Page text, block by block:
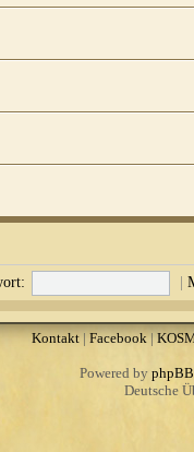
|
Kontakt| Facebook|
Powered by phpBB
Deutsche